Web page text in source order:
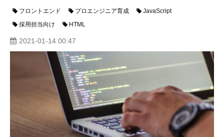
フロントエンド プロエンジニア育成
JavaScript
採用担当向け
HTML
2021-01-14 00:47